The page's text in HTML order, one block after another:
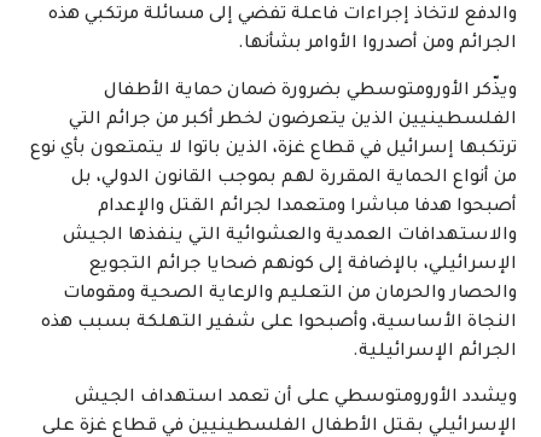
والدفع لاتخاذ إجراءات فاعلة تفضي إلى مسائلة مرتكبي هذه
الجرائم ومن أصدروا الأوامر بشأنها.
ويذّكر الأورومتوسطي بضرورة ضمان حماية الأطفال
الفلسطينيين الذين يتعرضون لخطر أكبر من جرائم التي
ترتكبها إسرائيل في قطاع غزة، الذين باتوا لا يتمتعون بأي نوع
من أنواع الحماية المقررة لهم بموجب القانون الدولي، بل
أصبحوا هدفا مباشرا ومتعمدا لجرائم القتل والإعدام
والاستهدافات العمدية والعشوائية التي ينفذها الجيش
الإسرائيلي، بالإضافة إلى كونهم ضحايا جرائم التجويع
والحصار والحرمان من التعليم والرعاية الصحية ومقومات
النجاة الأساسية، وأصبحوا على شفير التهلكة بسبب هذه
الجرائم الإسرائيلية.
ويشدد الأورومتوسطي على أن تعمد استهداف الجيش
الإسرائيلي بقتل الأطفال الفلسطينيين في قطاع غزة على